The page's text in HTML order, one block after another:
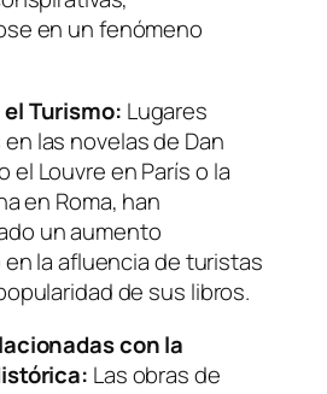
en un fenómeno
Turismo: Lugares
las novelas de Dan
el Louvre en París o la
en Roma, han
un aumento
la afluencia de turistas
de sus libros.
con la
Las obras de